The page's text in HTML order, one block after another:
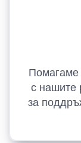
Помагаме
с нашите
за